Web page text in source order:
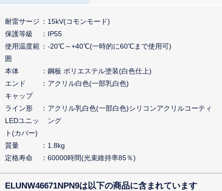
耐雷サージ
15kV(コモンモード)
保護等級
IP55
使用温度範
囲
-20℃～+40℃(一時的に60℃まで使用可)
本体
鋼板 ポリエステル塗装(白色仕上)
エンド
キャップ
アクリル白色(一部乳白色)
ライン形
LEDユニッ
ト(カバー)
アクリル乳白色(一部白色)シリコンアクリルコーティ
ング
質量
1.8kg
定格寿命
60000時間(光束維持率85％)
ELUNW46671NPN9は以下の商品に含まれています